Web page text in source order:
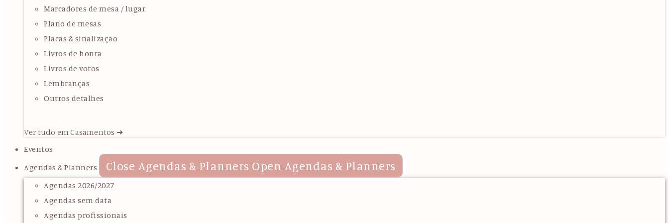
Marcadores de mesa / lugar
Plano de mesas
Placas & sinalização
Livros de honra
Livros de votos
Lembranças
Outros detalhes
Ver tudo em Casamentos ➜
Eventos
Agendas & Planners
Close Agendas & Planners Open Agendas & Planners
Agendas 2026/2027
Agendas sem data
Agendas profissionais